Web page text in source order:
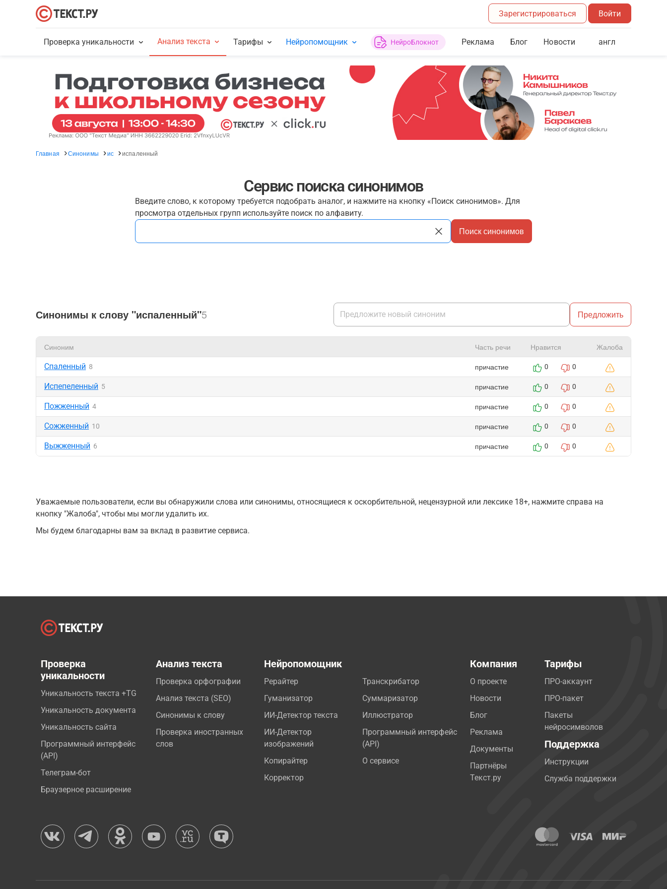
Зарегистрироваться Войти
Проверка уникальности Анализ текста Тарифы Нейропомощник НейроБлокнот Реклама Блог Новости англ
Главная Синонимы ис испаленный
Сервис поиска синонимов
Введите слово, к которому требуется подобрать аналог, и нажмите на кнопку «Поиск синонимов». Для
просмотра отдельных групп используйте поиск по алфавиту.
Поиск синонимов
Синонимы к слову "испаленный"5 Предложить
Синоним Часть речи Нравится Жалоба
Спаленный 8 причастие 0 0
Испепеленный 5 причастие 0 0
Пожженный 4 причастие 0 0
Сожженный 10 причастие 0 0
Выжженный 6 причастие 0 0
Уважаемые пользователи, если вы обнаружили слова или синонимы, относящиеся к оскорбительной, нецензурной или лексике 18+, нажмите справа на
кнопку "Жалоба", чтобы мы могли удалить их.
Мы будем благодарны вам за вклад в развитие сервиса.
Проверка
уникальности
Уникальность текста +TG
Уникальность документа
Уникальность сайта
Программный интерфейс
(API)
Телеграм-бот
Браузерное расширение
Анализ текста
Проверка орфографии
Анализ текста (SEO)
Синонимы к слову
Проверка иностранных
слов
Нейропомощник
Рерайтер
Гуманизатор
ИИ-Детектор текста
ИИ-Детектор
изображений
Копирайтер
Корректор
Транскрибатор
Суммаризатор
Иллюстратор
Программный интерфейс
(API)
О сервисе
Компания
О проекте
Новости
Блог
Реклама
Документы
Партнёры
Текст.ру
Тарифы
ПРО-аккаунт
ПРО-пакет
Пакеты
нейросимволов
Поддержка
Инструкции
Служба поддержки